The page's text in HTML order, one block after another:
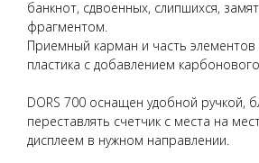
банкнот, сдвоенных, слипшихся,
фрагментом.
Приемный карман и часть
пластика с добавлением
DORS 700 оснащен удобной ручкой,
переставлять счетчик с места на
дисплеем в нужном направлении.